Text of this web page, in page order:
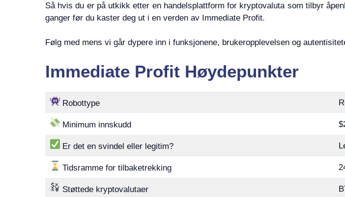
Så hvis du er på utkikk etter en handelsplattform for kryptovaluta som tilbyr
ganger før du kaster deg ut i en verden av Immediate Profit.
Følg med mens vi går dypere inn i funksjonene, brukeropplevelsen og
Immediate Profit Høydepunkter
Robottype
Minimum innskudd
Er det en svindel eller legitim?
Tidsramme for tilbaketrekking
Støttede kryptovalutaer